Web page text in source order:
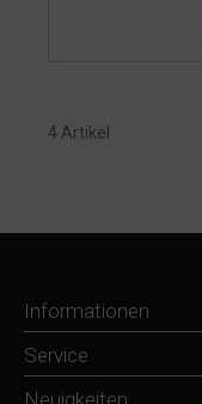
4 Artikel
Informationen
Service
Neuigkeiten